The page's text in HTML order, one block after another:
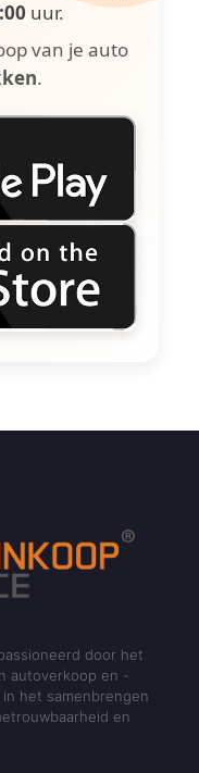
uur.
van je auto
.
door het
autoverkoop en -
het samenbrengen
en